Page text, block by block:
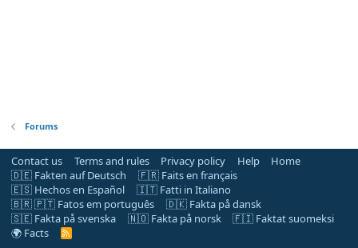
Forums
Contact us Terms and rules Privacy policy Help
Home
🇩🇪 Fakten auf Deutsch
🇫🇷 Faits en français
🇪🇸 Hechos en Español
🇮🇹 Fatti in Italiano
🇧🇷 🇵🇹 Fatos em português
🇩🇰 Fakta på dansk
🇸🇪 Fakta på svenska
🇳🇴 Fakta på norsk
🇫🇮 Faktat suomeksi
🌍 Facts
R